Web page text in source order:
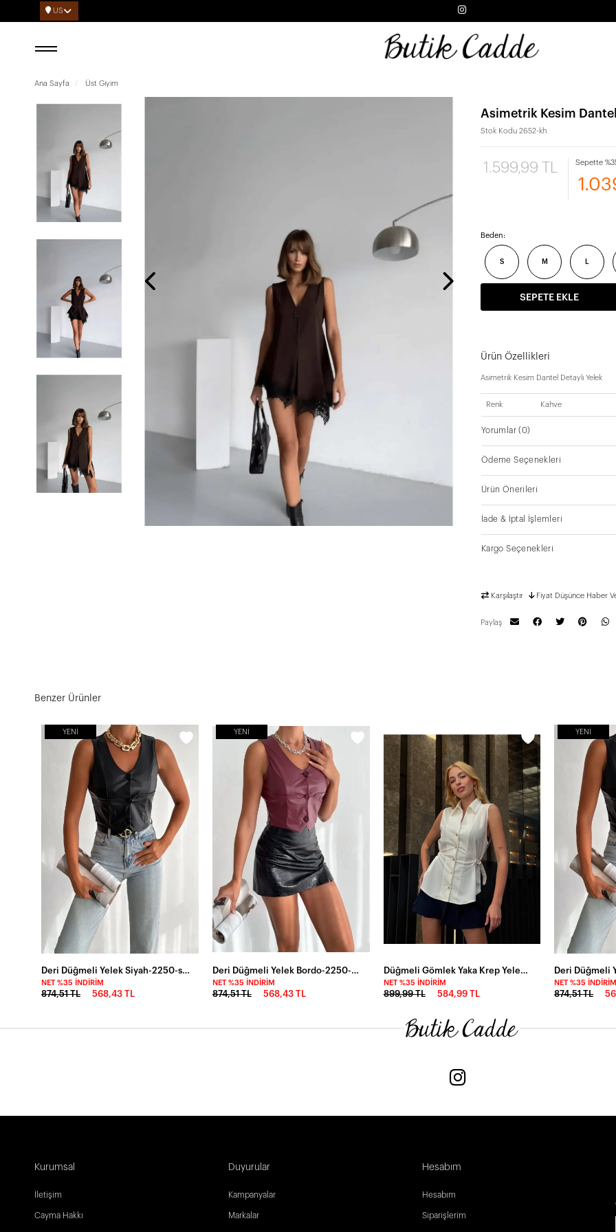
US
Ana Sayfa Üst Giyim
Asimetrik Kesim
Stok Kodu 2652-kh
1.599,99 TL Sepette
Beden:
S M L
SEPETE EKLE
Ürün Özellikleri
Asimetrik Kesim Dantel Detaylı Yelek
Renk Kahve
Yorumlar(0)
Ödeme Seçenekleri
Ürün Önerileri
İade & İptal İşlemleri
Kargo Seçenekleri
Karşılaştır Fiyat Düşünce Haber
Paylaş
Benzer Ürünler
YENI
Deri Düğmeli Yelek Siyah-2250-syh
NET %35 İNDIRIM
874,51 TL 568,43 TL
YENI
Deri Düğmeli Yelek Bordo-2250-brd
NET %35 İNDIRIM
874,51 TL 568,43 TL
Düğmeli Gömlek Yaka Krep Yelek Beyaz
NET %35 İNDIRIM
899,99 TL 584,99 TL
YENI
NET %35
874,51 TL
Kurumsal
İletişim
Cayma Hakkı
Duyurular
Kampanyalar
Markalar
Hesabım
Hesabım
Siparişlerim